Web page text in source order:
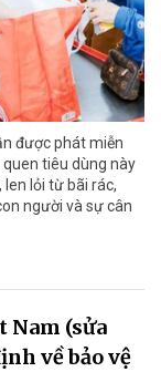
được phát miễn
tiêu dùng này
len lỏi từ bãi rác,
người và sự cân
Nam (sửa
về bảo vệ